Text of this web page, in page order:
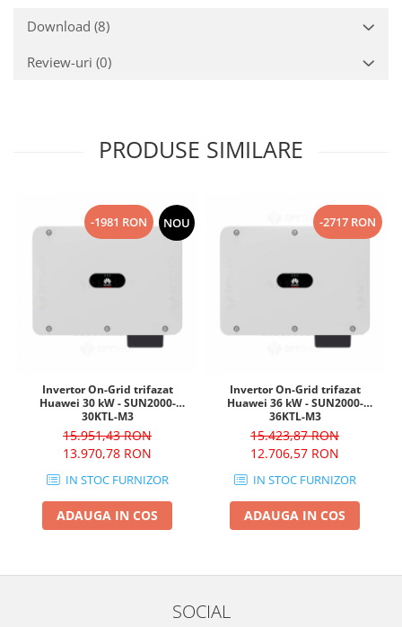
Download (8)
Review-uri (0)
PRODUSE SIMILARE
-1981 RON NOU
Invertor On-Grid trifazat
Huawei 30 kW - SUN2000-
30KTL-M3
15.951,43 RON
13.970,78 RON
IN STOC FURNIZOR
ADAUGA IN COS
-2717 RON
Invertor On-Grid trifazat
Huawei 36 kW - SUN2000-
36KTL-M3
15.423,87 RON
12.706,57 RON
IN STOC FURNIZOR
ADAUGA IN COS
SOCIAL